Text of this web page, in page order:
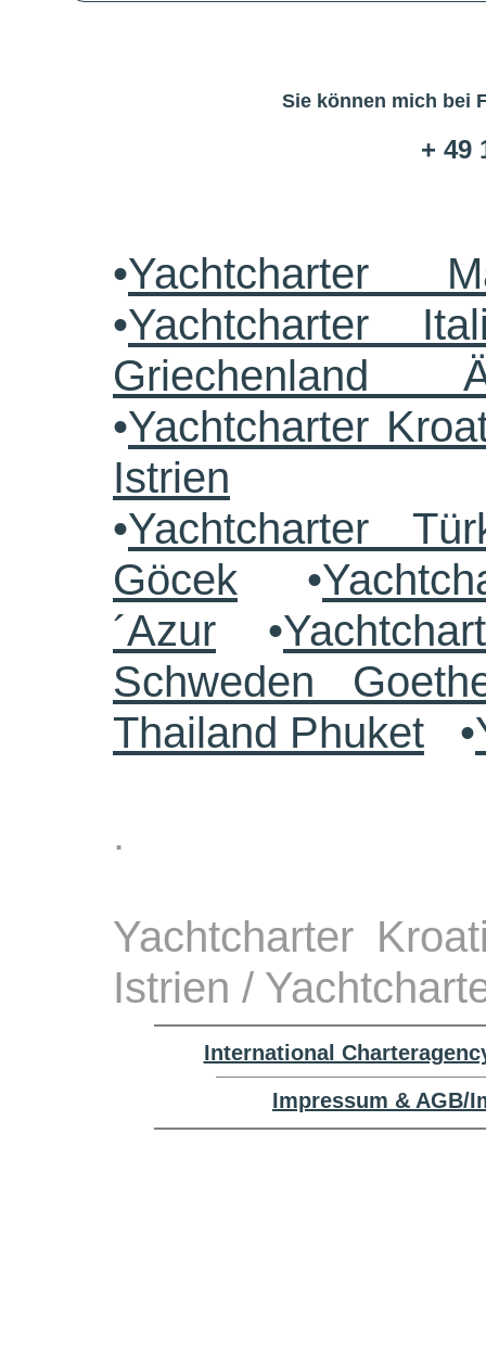
Sie können mich bei
+ 49
•Yachtcharter
•Yachtcharter
Griechenland
•Yachtcharter
Istrien
•Yachtcharter
Göcek •
´Azur •
Schweden
Thailand Phuket •
.
Yachtcharter
Istrien /
International
Impressum & AGB/